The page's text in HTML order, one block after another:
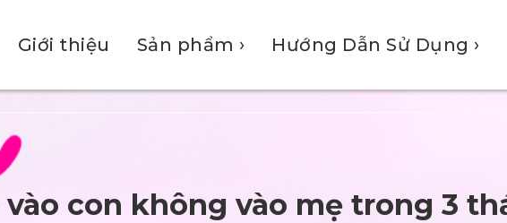
Giới thiệu Sản phẩm › Hướng Dẫn Sử Dụng ›
con không vào mẹ trong 3